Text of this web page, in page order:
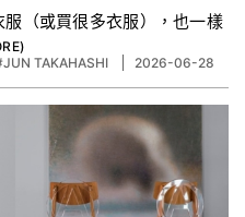
（或買很多衣服），也一樣
TAKAHASHI 2026-06-28